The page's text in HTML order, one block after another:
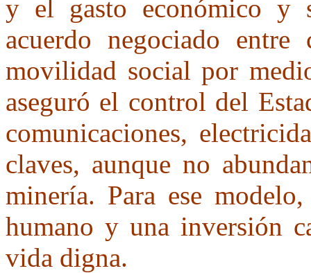
y el gasto económico y
acuerdo negociado
movilidad social por
aseguró el control del
comunicaciones,
claves, aunque no
minería. Para ese
humano y una inversión
vida digna.